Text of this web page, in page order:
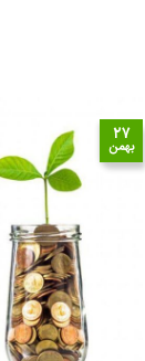
۲۷
بهمن